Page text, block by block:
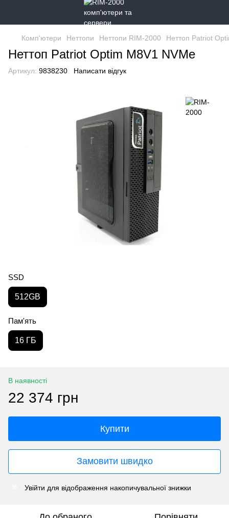
Комп'ютери Неттопи Неттопи RIM-2000 Неттоп Patriot
Неттоп Patriot Optim M8V1 NVMe
Артикул: 9838230 Написати відгук
SSD
512GB
Пам'ять
16 ГБ
В наявності
22 374 грн
Купити
Замовити швидко
Увійти для відображення накопичувальної знижки